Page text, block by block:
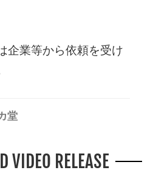
企業等から依頼を受け
堂
VIDEO RELEASE